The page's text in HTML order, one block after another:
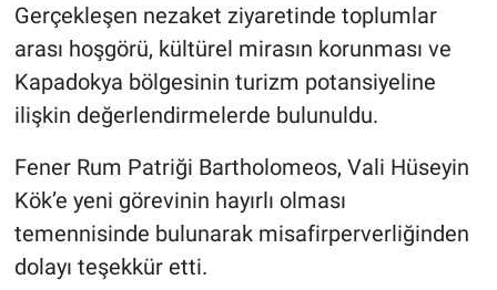
Gerçekleşen nezaket ziyaretinde toplumlar
arası hoşgörü, kültürel mirasın korunması ve
Kapadokya bölgesinin turizm potansiyeline
ilişkin değerlendirmelerde bulunuldu.
Fener Rum Patriği Bartholomeos, Vali Hüseyin
Kök’e yeni görevinin hayırlı olması
temennisinde bulunarak misafirperverliğinden
dolayı teşekkür etti.
Aksaray
Kırşehir
Genel
Asayiş